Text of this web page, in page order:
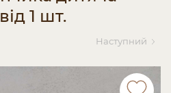
1 шт.
Наступний